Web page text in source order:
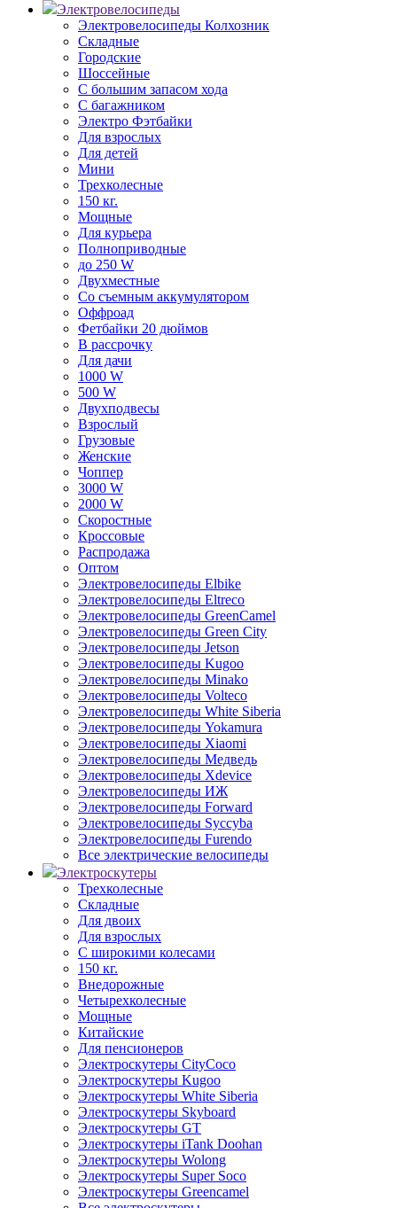
Электровелосипеды
Электровелосипеды Колхозник
Складные
Городские
Шоссейные
С большим запасом хода
С багажником
Электро Фэтбайки
Для взрослых
Для детей
Мини
Трехколесные
150 кг.
Мощные
Для курьера
Полноприводные
до 250 W
Двухместные
Со съемным аккумулятором
Оффроад
Фетбайки 20 дюймов
В рассрочку
Для дачи
1000 W
500 W
Двухподвесы
Взрослый
Грузовые
Женские
Чоппер
3000 W
2000 W
Скоростные
Кроссовые
Распродажа
Оптом
Электровелосипеды Elbike
Электровелосипеды Eltreco
Электровелосипеды GreenCamel
Электровелосипеды Green City
Электровелосипеды Jetson
Электровелосипеды Kugoo
Электровелосипеды Minako
Электровелосипеды Volteco
Электровелосипеды White Siberia
Электровелосипеды Yokamura
Электровелосипеды Xiaomi
Электровелосипеды Медведь
Электровелосипеды Xdevice
Электровелосипеды ИЖ
Электровелосипеды Forward
Электровелосипеды Syccyba
Электровелосипеды Furendo
Все электрические велосипеды
Электроскутеры
Трехколесные
Складные
Для двоих
Для взрослых
С широкими колесами
150 кг.
Внедорожные
Четырехколесные
Мощные
Китайские
Для пенсионеров
Электроскутеры CityCoco
Электроскутеры Kugoo
Электроскутеры White Siberia
Электроскутеры Skyboard
Электроскутеры GT
Электроскутеры iTank Doohan
Электроскутеры Wolong
Электроскутеры Super Soco
Электроскутеры Greencamel